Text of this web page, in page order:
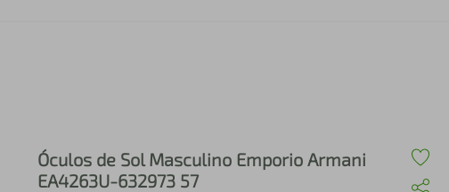
Óculos de Sol Masculino Emporio Armani
EA4263U-632973 57